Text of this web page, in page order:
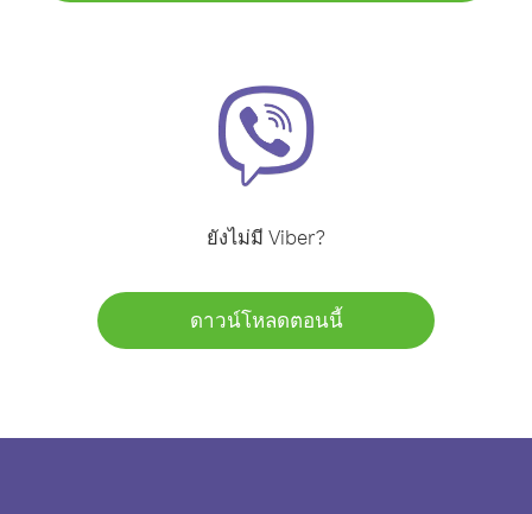
ยังไม่มี Viber?
ดาวน์โหลดตอนนี้